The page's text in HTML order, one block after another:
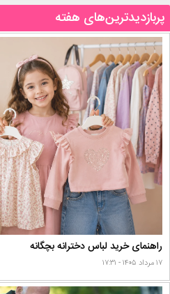
پربازدیدترین‌های هفته
راهنمای خرید لباس دخترانه بچگانه
۱۷ مرداد ۱۴۰۵ - ۱۷:۳۱